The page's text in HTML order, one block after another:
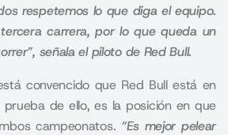
respetemos lo que diga el equipo.
carrera, por lo que queda un
señala el piloto de Red Bull.
convencido que Red Bull está en
de ello, es la posición en que
campeonatos. “Es mejor pelear